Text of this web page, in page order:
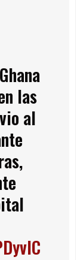
las
al